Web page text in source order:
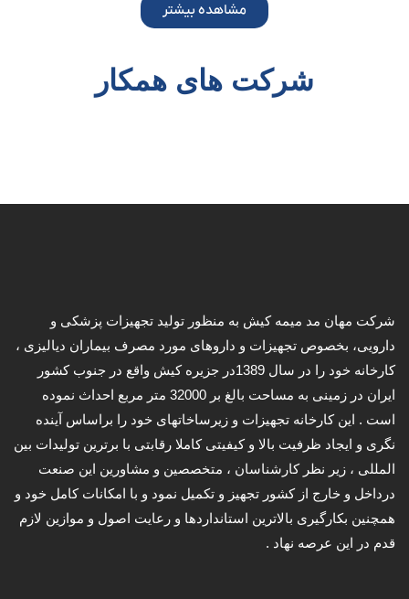
مشاهده بیشتر
شرکت های همکار
شرکت مهان مد میمه کیش به منظور تولید تجهیزات پزشکی و
دارویی، بخصوص تجهیزات و داروهای مورد مصرف بیماران دیالیزی ،
کارخانه خود را در سال 1389در جزیره کیش واقع در جنوب کشور
ایران در زمینی به مساحت بالغ بر 32000 متر مربع احداث نموده
است . این کارخانه تجهیزات و زیرساخاتهای خود را براساس آینده
نگری و ایجاد ظرفیت بالا و کیفیتی کاملا رقابتی با برترین تولیدات بین
المللی ، زیر نظر کارشناسان ، متخصصین و مشاورین این صنعت
درداخل و خارج از کشور تجهیز و تکمیل نمود و با امکانات کامل خود و
همچنین بکارگیری بالاترین استانداردها و رعایت اصول و موازین لازم
قدم در این عرصه نهاد .